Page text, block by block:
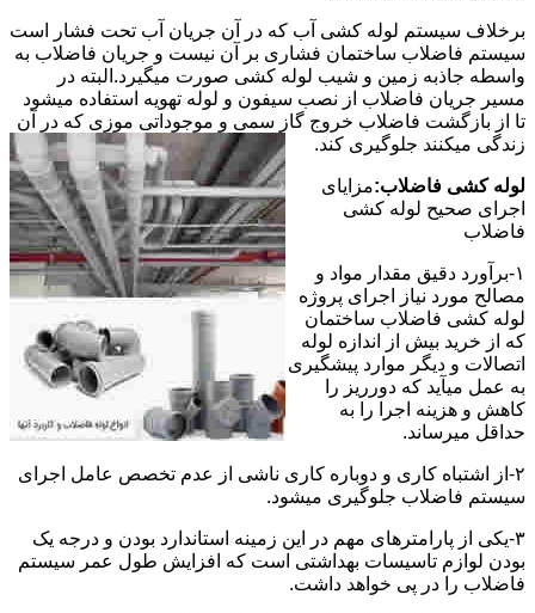
برخلاف سیستم لوله کشی آب که در آن جریان آب تحت فشار است
سیستم فاضلاب ساختمان فشاری بر آن نیست و جریان فاضلاب به
واسطه جاذبه زمین و شیب لوله کشی صورت میگیرد.البته در
مسیر جریان فاضلاب از نصب سیفون و لوله تهویه استفاده میشود
تا از بازگشت فاضلاب خروج گاز سمی و موجوداتی موزی که در آن
زندگی میکنند جلوگیری کند.
لوله کشی فاضلاب:مزایای
اجرای صحیح لوله کشی
فاضلاب
۱-برآورد دقیق مقدار مواد و
مصالح مورد نیاز اجرای پروژه
لوله کشی فاضلاب ساختمان
که از خرید بیش از اندازه لوله
اتصالات و دیگر موارد پیشگیری
به عمل میآید که دورریز را
کاهش و هزینه اجرا را به
حداقل میرساند.
۲-از اشتباه کاری و دوباره کاری ناشی از عدم تخصص عامل اجرای
سیستم فاضلاب جلوگیری میشود.
۳-یکی از پارامترهای مهم در این زمینه استاندارد بودن و درجه یک
بودن لوازم تاسیسات بهداشتی است که افزایش طول عمر سیستم
فاضلاب را در پی خواهد داشت.